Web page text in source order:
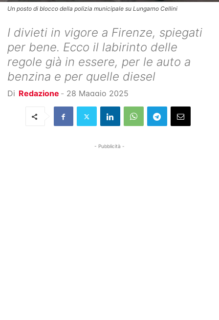
Un posto di blocco della polizia municipale su Lungarno Cellini
I divieti in vigore a Firenze, spiegati
per bene. Ecco il labirinto delle
regole già in essere, per le auto a
benzina e per quelle diesel
Di Redazione - 28 Maggio 2025
- Pubblicità -